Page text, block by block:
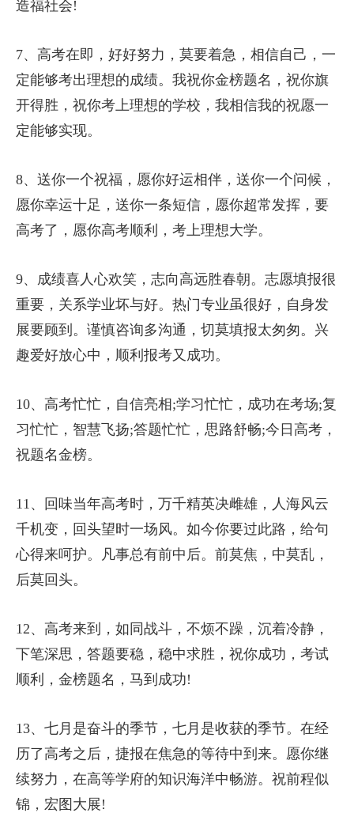
造福社会!
7、高考在即，好好努力，莫要着急，相信自己，一
定能够考出理想的成绩。我祝你金榜题名，祝你旗
开得胜，祝你考上理想的学校，我相信我的祝愿一
定能够实现。
8、送你一个祝福，愿你好运相伴，送你一个问候，
愿你幸运十足，送你一条短信，愿你超常发挥，要
高考了，愿你高考顺利，考上理想大学。
9、成绩喜人心欢笑，志向高远胜春朝。志愿填报很
重要，关系学业坏与好。热门专业虽很好，自身发
展要顾到。谨慎咨询多沟通，切莫填报太匆匆。兴
趣爱好放心中，顺利报考又成功。
10、高考忙忙，自信亮相;学习忙忙，成功在考场;复
习忙忙，智慧飞扬;答题忙忙，思路舒畅;今日高考，
祝题名金榜。
11、回味当年高考时，万千精英决雌雄，人海风云
千机变，回头望时一场风。如今你要过此路，给句
心得来呵护。凡事总有前中后。前莫焦，中莫乱，
后莫回头。
12、高考来到，如同战斗，不烦不躁，沉着冷静，
下笔深思，答题要稳，稳中求胜，祝你成功，考试
顺利，金榜题名，马到成功!
13、七月是奋斗的季节，七月是收获的季节。在经
历了高考之后，捷报在焦急的等待中到来。愿你继
续努力，在高等学府的知识海洋中畅游。祝前程似
锦，宏图大展!